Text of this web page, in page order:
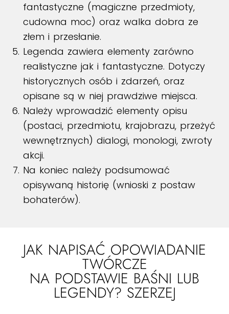
fantastyczne (magiczne przedmioty,
cudowna moc) oraz walka dobra ze
złem i przesłanie.
Legenda zawiera elementy zarówno
realistyczne jak i fantastyczne. Dotyczy
historycznych osób i zdarzeń, oraz
opisane są w niej prawdziwe miejsca.
Należy wprowadzić elementy opisu
(postaci, przedmiotu, krajobrazu, przeżyć
wewnętrznych) dialogi, monologi, zwroty
akcji.
Na koniec należy podsumować
opisywaną historię (wnioski z postaw
bohaterów).
JAK NAPISAĆ OPOWIADANIE
TWÓRCZE
NA PODSTAWIE BAŚNI LUB
LEGENDY? SZERZEJ